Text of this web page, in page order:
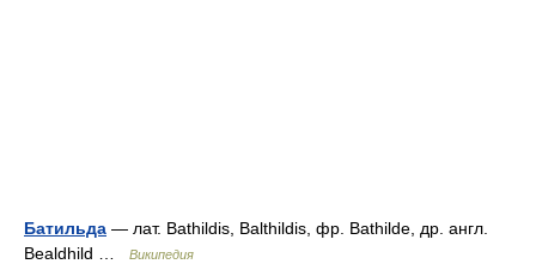
Батильда — лат. Bathildis, Balthildis, фр. Bathilde, др. англ.
Bealdhild …
Википедия